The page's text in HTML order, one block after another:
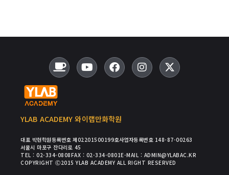
YLAB ACADEMY 와이랩만화학원
대표 박현학원등록번호 제02201500199호사업자등록번호 148-87-00263
서울시 마포구 잔다리로 45
TEL : 02-334-0808FAX : 02-334-0801E-MAIL : ADMIN@YLABAC.KR
COPYRIGHT Ⓒ2015 YLAB ACADEMY ALL RIGHT RESERVED